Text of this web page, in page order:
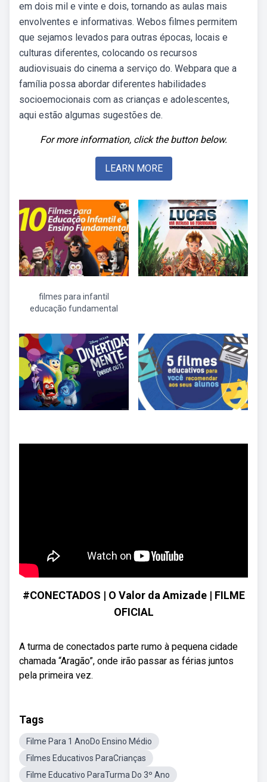
em dois mil e vinte e dois, tornando as aulas mais
envolventes e informativas. Webos filmes permitem
que sejamos levados para outras épocas, locais e
culturas diferentes, colocando os recursos
audiovisuais do cinema a serviço do. Webpara que a
família possa abordar diferentes habilidades
socioemocionais com as crianças e adolescentes,
aqui estão algumas sugestões de.
For more information, click the button below.
LEARN MORE
filmes para infantil
educação fundamental
#CONECTADOS | O Valor da Amizade | FILME
OFICIAL
A turma de conectados parte rumo à pequena cidade
chamada “Aragão”, onde irão passar as férias juntos
pela primeira vez.
Tags
Filme Para 1 AnoDo Ensino Médio
Filmes Educativos ParaCrianças
Filme Educativo ParaTurma Do 3º Ano